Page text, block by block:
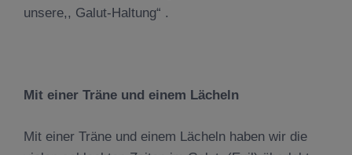
unsere,, Galut-Haltung“ .
Mit einer Träne und einem Lächeln
Mit einer Träne und einem Lächeln haben wir die